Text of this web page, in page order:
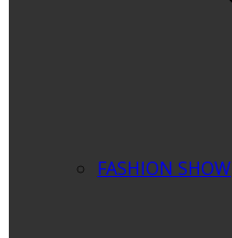
FASHION SHOW